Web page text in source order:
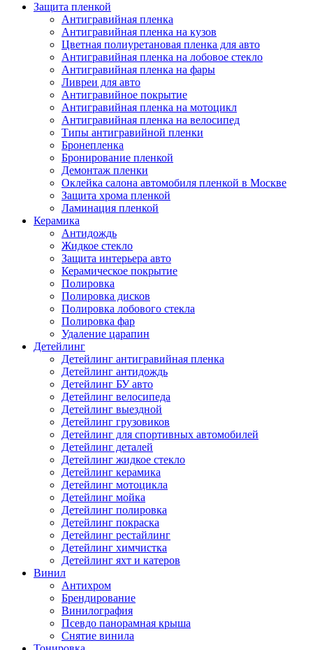
Защита пленкой
Антигравийная пленка
Антигравийная пленка на кузов
Цветная полиуретановая пленка для авто
Антигравийная пленка на лобовое стекло
Антигравийная пленка на фары
Ливреи для авто
Антигравийное покрытие
Антигравийная пленка на мотоцикл
Антигравийная пленка на велосипед
Типы антигравийной пленки
Бронепленка
Бронирование пленкой
Демонтаж пленки
Оклейка салона автомобиля пленкой в Москве
Защита хрома пленкой
Ламинация пленкой
Керамика
Антидождь
Жидкое стекло
Защита интерьера авто
Керамическое покрытие
Полировка
Полировка дисков
Полировка лобового стекла
Полировка фар
Удаление царапин
Детейлинг
Детейлинг антигравийная пленка
Детейлинг антидождь
Детейлинг БУ авто
Детейлинг велосипеда
Детейлинг выездной
Детейлинг грузовиков
Детейлинг для спортивных автомобилей
Детейлинг деталей
Детейлинг жидкое стекло
Детейлинг керамика
Детейлинг мотоцикла
Детейлинг мойка
Детейлинг полировка
Детейлинг покраска
Детейлинг рестайлинг
Детейлинг химчистка
Детейлинг яхт и катеров
Винил
Антихром
Брендирование
Винилография
Псевдо панорамная крыша
Снятие винила